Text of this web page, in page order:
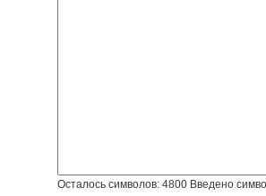
Осталось символов: 4800Введено